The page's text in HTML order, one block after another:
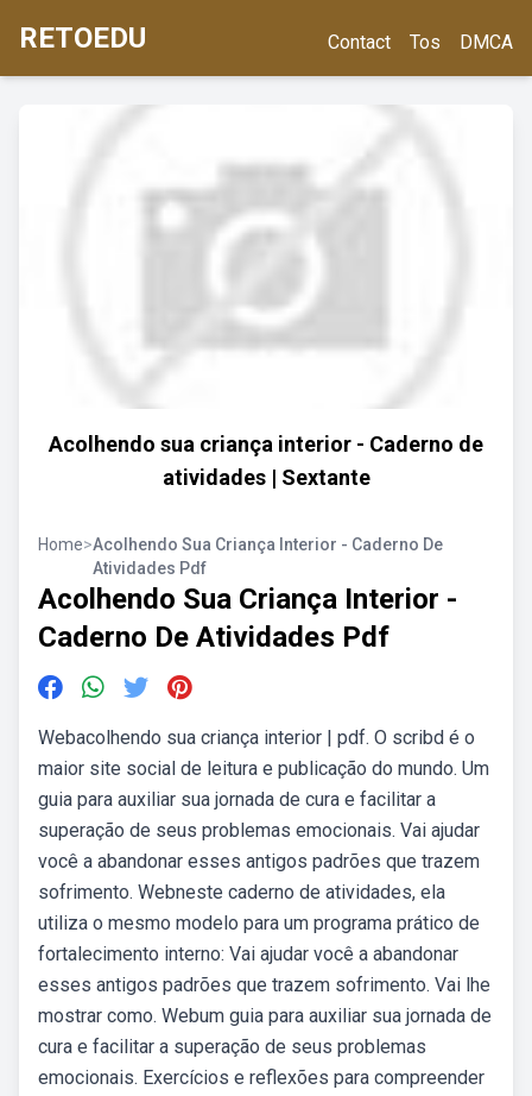
RETOEDU Contact Tos DMCA
Acolhendo sua criança interior - Caderno de
atividades | Sextante
Home>Acolhendo Sua Criança Interior - Caderno De
Atividades Pdf
Acolhendo Sua Criança Interior -
Caderno De Atividades Pdf
Webacolhendo sua criança interior | pdf. O scribd é o
maior site social de leitura e publicação do mundo. Um
guia para auxiliar sua jornada de cura e facilitar a
superação de seus problemas emocionais. Vai ajudar
você a abandonar esses antigos padrões que trazem
sofrimento. Webneste caderno de atividades, ela
utiliza o mesmo modelo para um programa prático de
fortalecimento interno: Vai ajudar você a abandonar
esses antigos padrões que trazem sofrimento. Vai lhe
mostrar como. Webum guia para auxiliar sua jornada de
cura e facilitar a superação de seus problemas
emocionais. Exercícios e reflexões para compreender